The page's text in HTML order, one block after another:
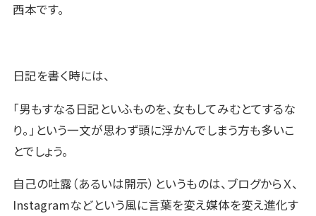
西本です。
日記を書く時には、
「男もすなる日記といふものを、女もしてみむとてするな
り。」という一文が思わず頭に浮かんでしまう方も多いこ
とでしょう。
自己の吐露（あるいは開示）というものは、ブログからＸ、
Instagramなどという風に言葉を変え媒体を変え進化す